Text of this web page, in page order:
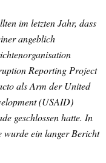
im letzten Jahr, dass
angeblich
Reporting Project
als Arm der United
(USAID)
geschlossen hatte. In
wurde ein langer Bericht